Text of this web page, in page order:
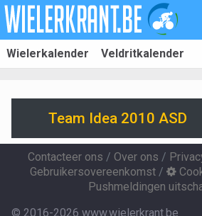
Wielerkalender Veldritkalender
Team Idea 2010 ASD
Contacteer ons / Over ons /
Gebruikersovereenkomst/
Pushmeldingen
© 2016-2026 www.wielerkrant.be